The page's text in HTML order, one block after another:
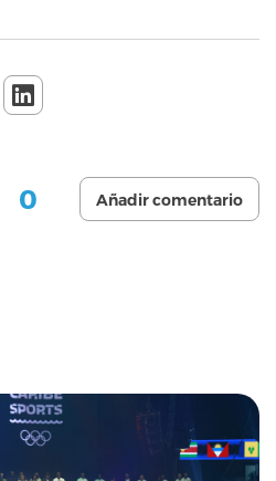
0 Añadir comentario